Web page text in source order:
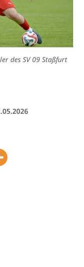
des SV 09 Staßfurt